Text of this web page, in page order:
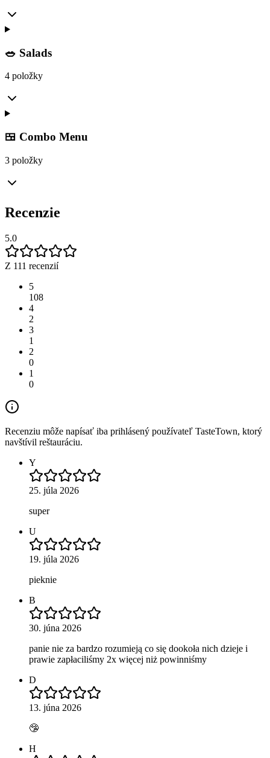
🥗 Salads
4 položky
🍱 Combo Menu
3 položky
Recenzie
5.0
Z 111 recenzií
5
108
4
2
3
1
2
0
1
0
Recenziu môže napísať iba prihlásený používateľ TasteTown, ktorý
navštívil reštauráciu.
Y
25. júla 2026
super
U
19. júla 2026
pieknie
B
30. júna 2026
panie nie za bardzo rozumieją co się dookoła nich dzieje i
prawie zapłaciliśmy 2x więcej niż powinniśmy
D
13. júna 2026
🤥
H